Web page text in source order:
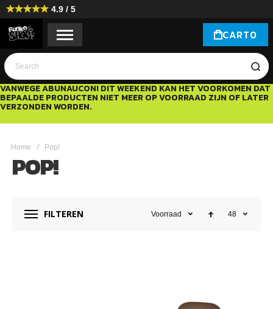
4.9 / 5
CART0
Search
VANWEGE ABUNAUCON! DIT WEEKEND KAN HET VOORKOMEN DAT
BEPAALDE PRODUCTEN NIET MEER OP VOORRAAD ZIJN OF LATER
VERZONDEN WORDEN.
Home Pop!
POP!
FILTEREN Voorraad 48